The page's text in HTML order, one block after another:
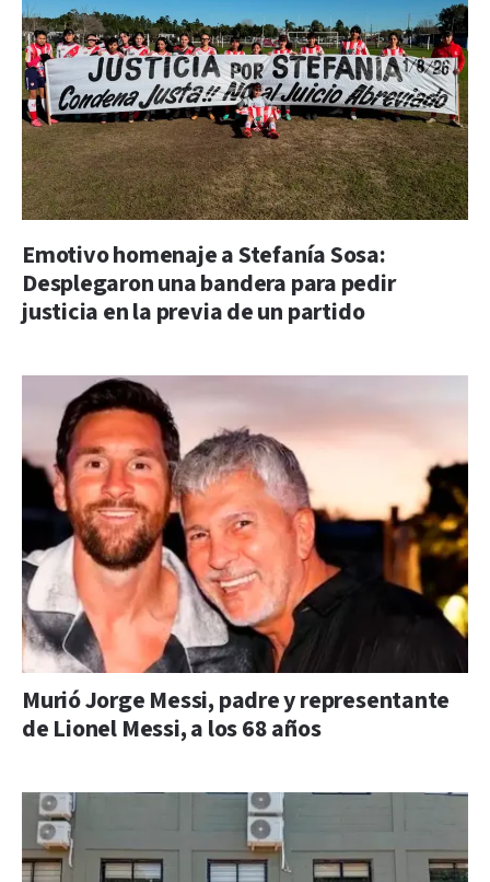
Emotivo homenaje a Stefanía Sosa:
Desplegaron una bandera para pedir
justicia en la previa de un partido
Murió Jorge Messi, padre y representante
de Lionel Messi, a los 68 años